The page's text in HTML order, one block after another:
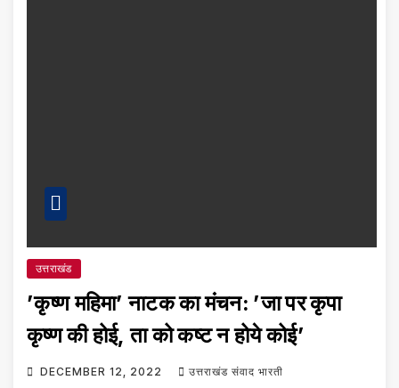
उत्तराखंड
’कृष्ण महिमा’ नाटक का मंचन: ’जा पर कृपा
कृष्ण की होई, ता को कष्ट न होये कोई’
DECEMBER 12, 2022 उत्तराखंड संवाद भारती